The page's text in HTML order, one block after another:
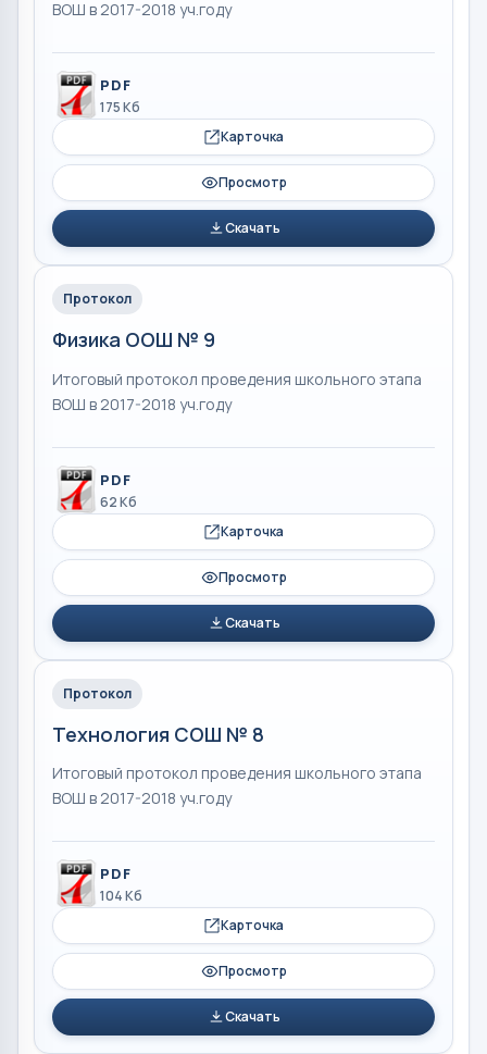
ВОШ в 2017-2018 уч.году
PDF
175 Кб
Карточка
Просмотр
Скачать
Протокол
Физика ООШ № 9
Итоговый протокол проведения школьного этапа
ВОШ в 2017-2018 уч.году
PDF
62 Кб
Карточка
Просмотр
Скачать
Протокол
Технология СОШ № 8
Итоговый протокол проведения школьного этапа
ВОШ в 2017-2018 уч.году
PDF
104 Кб
Карточка
Просмотр
Скачать